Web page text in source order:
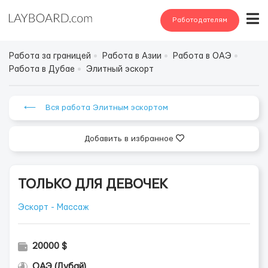
Работодателям
Работа за границей Работа в Азии
Работа в ОАЭ
Работа в Дубае
Элитный эскорт
⟵ Вся работа Элитным эскортом
Добавить в избранное
ТОЛЬКО ДЛЯ ДЕВОЧЕК
Эскорт - Массаж
20000 $